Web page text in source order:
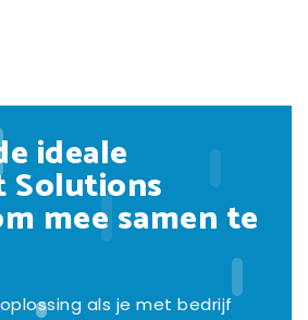
ideale
Solutions
mee samen te
als je met bedrijf